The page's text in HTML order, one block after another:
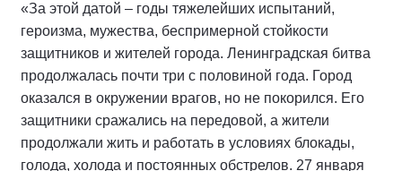
«За этой датой – годы тяжелейших испытаний,
героизма, мужества, беспримерной стойкости
защитников и жителей города. Ленинградская битва
продолжалась почти три с половиной года. Город
оказался в окружении врагов, но не покорился. Его
защитники сражались на передовой, а жители
продолжали жить и работать в условиях блокады,
голода, холода и постоянных обстрелов. 27 января